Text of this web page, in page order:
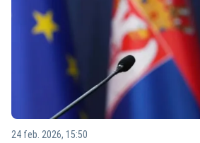
24 feb. 2026, 15:50